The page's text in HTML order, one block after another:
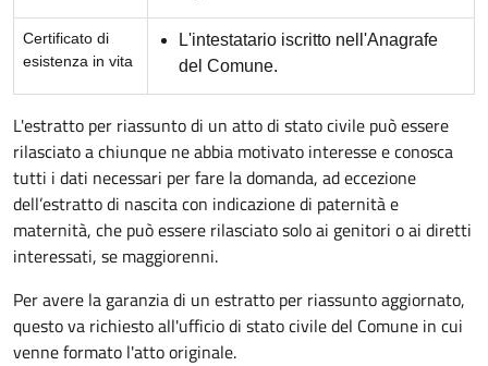
Certificato di
esistenza in vita
L'intestatario iscritto nell'Anagrafe
del Comune.
L'estratto per riassunto di un atto di stato civile può essere
rilasciato a chiunque ne abbia motivato interesse e conosca
tutti i dati necessari per fare la domanda, ad eccezione
dell’estratto di nascita con indicazione di paternità e
maternità, che può essere rilasciato solo ai genitori o ai diretti
interessati, se maggiorenni.
Per avere la garanzia di un estratto per riassunto aggiornato,
questo va richiesto all'ufficio di stato civile del Comune in cui
venne formato l'atto originale.